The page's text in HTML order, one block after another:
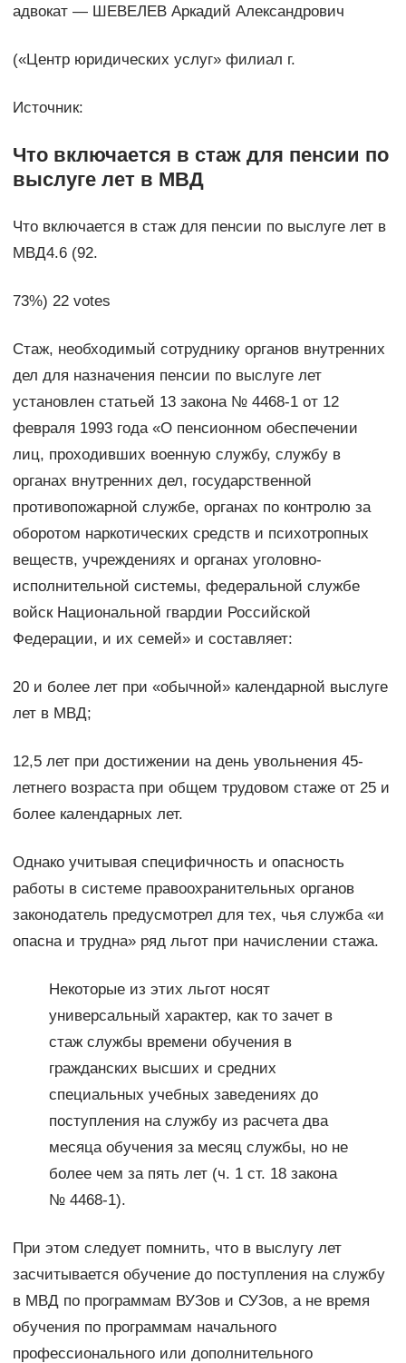
адвокат — ШЕВЕЛЕВ Аркадий Александрович
(«Центр юридических услуг» филиал г.
Источник:
Что включается в стаж для пенсии по
выслуге лет в МВД
Что включается в стаж для пенсии по выслуге лет в
МВД4.6 (92.
73%) 22 votes
Стаж, необходимый сотруднику органов внутренних
дел для назначения пенсии по выслуге лет
установлен статьей 13 закона № 4468-1 от 12
февраля 1993 года «О пенсионном обеспечении
лиц, проходивших военную службу, службу в
органах внутренних дел, государственной
противопожарной службе, органах по контролю за
оборотом наркотических средств и психотропных
веществ, учреждениях и органах уголовно-
исполнительной системы, федеральной службе
войск Национальной гвардии Российской
Федерации, и их семей» и составляет:
20 и более лет при «обычной» календарной выслуге
лет в МВД;
12,5 лет при достижении на день увольнения 45-
летнего возраста при общем трудовом стаже от 25 и
более календарных лет.
Однако учитывая специфичность и опасность
работы в системе правоохранительных органов
законодатель предусмотрел для тех, чья служба «и
опасна и трудна» ряд льгот при начислении стажа.
Некоторые из этих льгот носят
универсальный характер, как то зачет в
стаж службы времени обучения в
гражданских высших и средних
специальных учебных заведениях до
поступления на службу из расчета два
месяца обучения за месяц службы, но не
более чем за пять лет (ч. 1 ст. 18 закона
№ 4468-1).
При этом следует помнить, что в выслугу лет
засчитывается обучение до поступления на службу
в МВД по программам ВУЗов и СУЗов, а не время
обучения по программам начального
профессионального или дополнительного